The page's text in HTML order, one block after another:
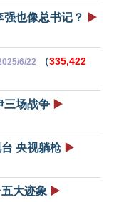
也像总书记？ ▶️
6/22 （335,422
三场战争 ▶️
央视躺枪 ▶️
大迹象 ▶️